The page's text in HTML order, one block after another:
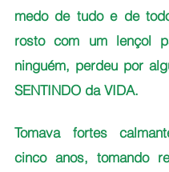
medo de tudo e de
rosto com um lençol
ninguém, perdeu por
SENTINDO da VIDA.
Tomava fortes
cinco anos, tomando